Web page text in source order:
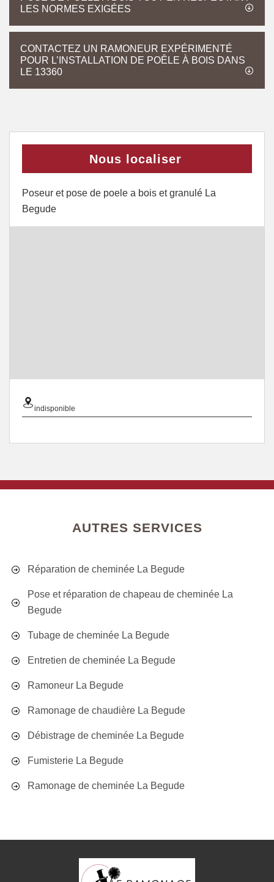
LES NORMES EXIGÉES
CONTACTEZ UN RAMONEUR EXPÉRIMENTÉ
POUR L’INSTALLATION DE POÊLE À BOIS DANS
LE 13360
Nous localiser
Poseur et pose de poele a bois et granulé La
Begude
indisponible
AUTRES SERVICES
Réparation de cheminée La Begude
Pose et réparation de chapeau de cheminée La
Begude
Tubage de cheminée La Begude
Entretien de cheminée La Begude
Ramoneur La Begude
Ramonage de chaudière La Begude
Débistrage de cheminée La Begude
Fumisterie La Begude
Ramonage de cheminée La Begude